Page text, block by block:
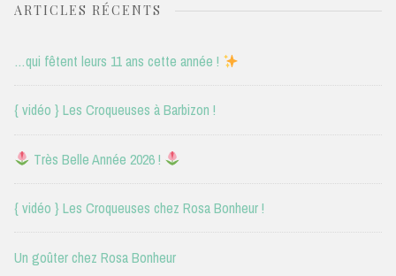
ARTICLES RÉCENTS
…qui fêtent leurs 11 ans cette année !
{ vidéo } Les Croqueuses à Barbizon !
Très Belle Année 2026 !
{ vidéo } Les Croqueuses chez Rosa Bonheur !
Un goûter chez Rosa Bonheur